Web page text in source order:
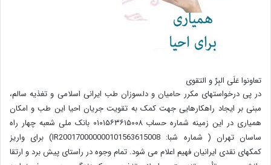
تعاونوا عَلَی البِرِّ و التقوی
در پی درخواستهای مکرر حامیان و دلسوزان طب ایرانی اسلامی و تغذیه سالم،
مبنی بر ایجاد راهکارهایی جهت کمک به تقویت جریان احیا این طب و امکان
همیاری در این زمینه شماره حساب ۰۱۰۱۵۶۳۶۱۵۰۰۸ بانک ملی شعبه چهار راه
ساسان تهران ( شماره شبا: IR200170000000101563615008) برای واریز
کمکهای نقدی ایرانیان فهیم اعلام می شود. تمام وجوه در راستای پیش برد و ارتقا